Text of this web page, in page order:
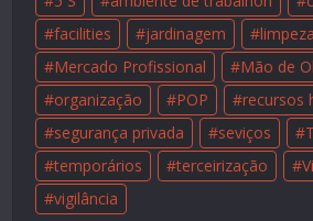
facilities
jardinagem
limpeza
Mercado Profissional
Mão de
organização
POP
recursos
segurança privada
seviços
temporários
terceirização
vigilância